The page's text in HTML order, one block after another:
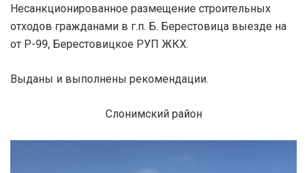
Несанкционированное размещение строительных
отходов гражданами в г.п. Б. Берестовица выезде на
от Р-99, Берестовицкое РУП ЖКХ.
Выданы и выполнены рекомендации.
Слонимский район